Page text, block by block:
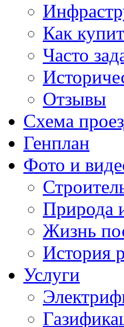
Как
Часто
Отзывы
Схема
Генплан
Фото и
Природа
Жизнь
История
Услуги